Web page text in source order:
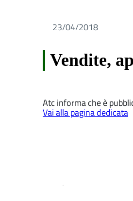
23/04/2018
Vendite,
Atc informa che è
Vai alla pagina dedicata
.